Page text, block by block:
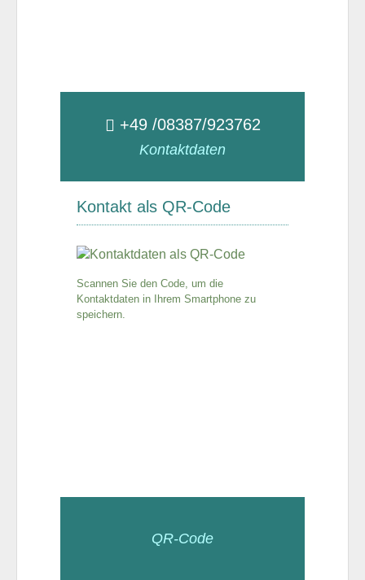
+49 /08387/923762
Kontaktdaten
Kontakt als QR-Code
Scannen Sie den Code, um die
Kontaktdaten in Ihrem Smartphone zu
speichern.
QR-Code